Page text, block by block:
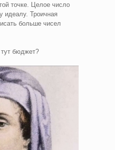
точке. Целое число
Троичная
больше чисел
бюджет?